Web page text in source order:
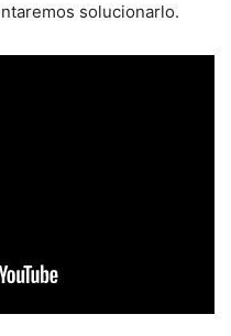
solucionarlo.